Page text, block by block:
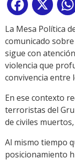
Facebook
X
La Mesa Política
comunicado
sigue con
violencia que
convivencia entre
En ese contexto
terroristas del
de civiles
Al mismo tiempo
posicionamiento